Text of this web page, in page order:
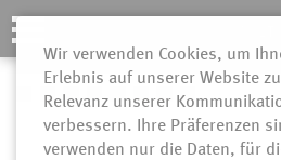
Wir verwenden Cookies, um
Erlebnis auf unserer Website
Relevanz unserer
verbessern. Ihre Präferenzen
verwenden nur die Daten, für